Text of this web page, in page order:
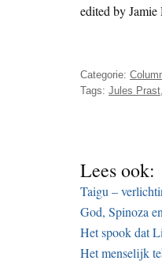
edited by
Categorie:
Tags: Jules Prast,
Lees ook:
Taigu –
God, Spinoza
Het spook dat
Het menselijk